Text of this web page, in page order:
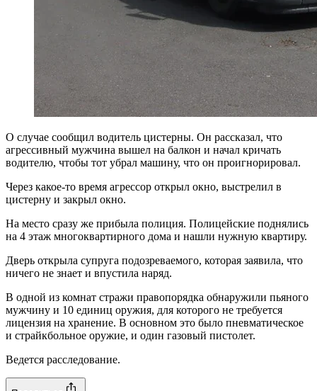
О случае сообщил водитель цистерны. Он рассказал, что
агрессивный мужчина вышел на балкон и начал кричать
водителю, чтобы тот убрал машину, что он проигнорировал.
Через какое-то время агрессор открыл окно, выстрелил в
цистерну и закрыл окно.
На место сразу же прибыла полиция. Полицейские поднялись
на 4 этаж многоквартирного дома и нашли нужную квартиру.
Дверь открыла супруга подозреваемого, которая заявила, что
ничего не знает и впустила наряд.
В одной из комнат стражи правопорядка обнаружили пьяного
мужчину и 10 единиц оружия, для которого не требуется
лицензия на хранение. В основном это было пневматическое
и страйкбольное оружие, и один газовый пистолет.
Ведется расследование.